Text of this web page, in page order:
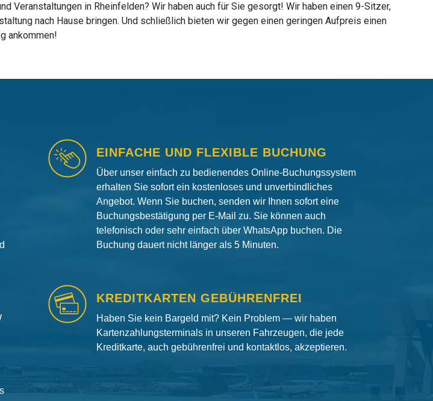
Veranstaltungen in Rheinfelden? Wir haben auch für Sie gesorgt! Wir haben einen 9-Sitzer,
nach Hause bringen. Und schließlich bieten wir gegen einen geringen Aufpreis einen
ankommen!
EINFACHE UND FLEXIBLE BUCHUNG
Über unser einfach zu bedienendes Online-Buchungssystem
erhalten Sie sofort ein kostenloses und unverbindliches
Angebot. Wenn Sie buchen, senden wir Ihnen sofort eine
Buchungsbestätigung per E-Mail zu. Sie können auch
telefonisch oder sehr einfach über WhatsApp buchen. Die
Buchung dauert nicht länger als 5 Minuten.
KREDITKARTEN GEBÜHRENFREI
Haben Sie kein Bargeld mit? Kein Problem — wir haben
Kartenzahlungsterminals in unseren Fahrzeugen, die jede
Kreditkarte, auch gebührenfrei und kontaktlos, akzeptieren.